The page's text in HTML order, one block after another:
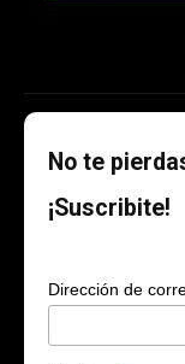
No te
¡Suscribite!
Dirección de